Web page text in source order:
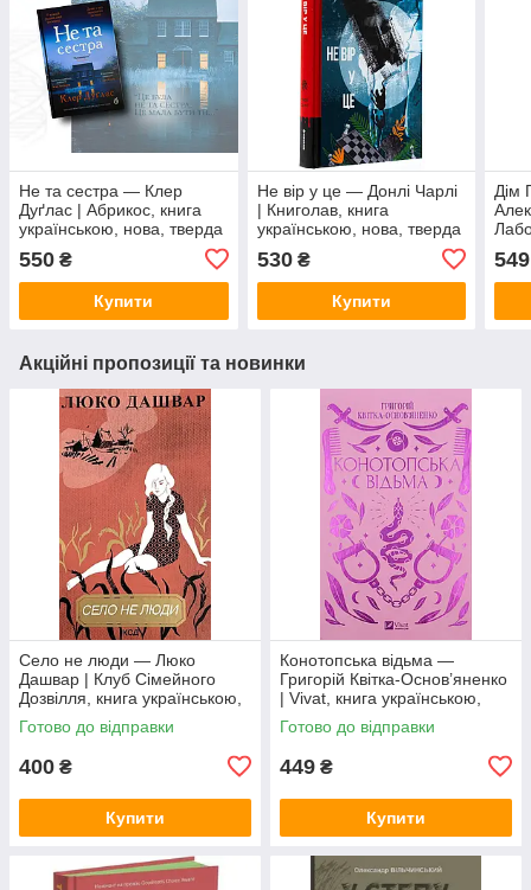
Не та сестра — Клер
Дуґлас | Абрикос, книга
українською, нова, тверда
550 ₴
Купити
Не вір у це — Донлі Чарлі
| Книголав, книга
українською, нова, тверда
530₴
Купити
Дім
549
Акційні пропозиції та новинки
Село не люди — Люко
Дашвар | Клуб Сімейного
Дозвілля, книга українською,
нова, тверда
Готово до відправки
400 ₴
Купити
Конотопська відьма —
Григорій Квітка-Основ’яненко
| Vivat, книга українською,
нова, тверда
Готово до відправки
449 ₴
Купити